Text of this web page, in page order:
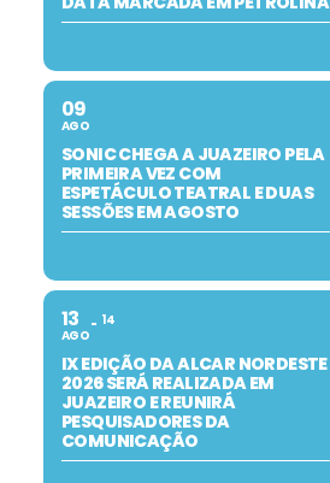
09
AGO
SONIC CHEGA A JUAZEIRO PELA
PRIMEIRA VEZ COM
ESPETÁCULO TEATRAL E DUAS
SESSÕES EM AGOSTO
13
AGO
14
IX EDIÇÃO DA ALCAR NORDESTE
2026 SERÁ REALIZADA EM
JUAZEIRO E REUNIRÁ
PESQUISADORES DA
COMUNICAÇÃO